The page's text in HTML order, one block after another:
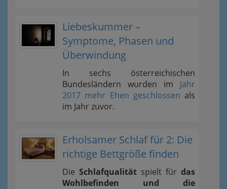
Liebeskummer –
Symptome, Phasen und
Überwindung
In sechs österreichischen
Bundesländern wurden im Jahr
2017 mehr Ehen geschlossen als
im Jahr zuvor.
Erholsamer Schlaf für 2: Die
richtige Bettgröße finden
Die Schlafqualität spielt für das
Wohlbefinden und die